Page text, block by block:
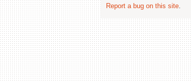
Report a bug on this site.